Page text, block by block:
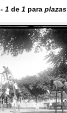
- 1 de 1 para plazas